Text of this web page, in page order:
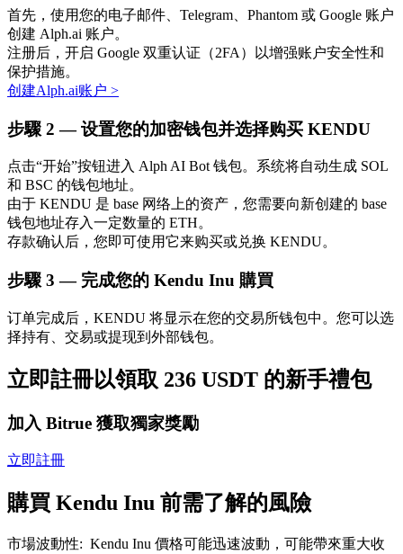
定投理财
享受活期理財及長期收益
了解如何賺取穩定收入
Bitrue
首先，使用您的电子邮件、Telegram、Phantom 或 Google 账户
创建 Alph.ai 账户。
注册后，开启 Google 双重认证（2FA）以增强账户安全性和
保护措施。
创建Alph.ai账户 >
步驟 2 — 设置您的加密钱包并选择购买 KENDU
点击“开始”按钮进入 Alph AI Bot 钱包。系统将自动生成 SOL
和 BSC 的钱包地址。
由于 KENDU 是 base 网络上的资产，您需要向新创建的 base
钱包地址存入一定数量的 ETH。
存款确认后，您即可使用它来购买或兑换 KENDU。
步驟 3 — 完成您的 Kendu Inu 購買
订单完成后，KENDU 将显示在您的交易所钱包中。您可以选
择持有、交易或提现到外部钱包。
立即註冊以領取 236 USDT 的新手禮包
加入 Bitrue 獲取獨家獎勵
立即註冊
購買 Kendu Inu 前需了解的風險
市場波動性: Kendu Inu 價格可能迅速波動，可能帶來重大收